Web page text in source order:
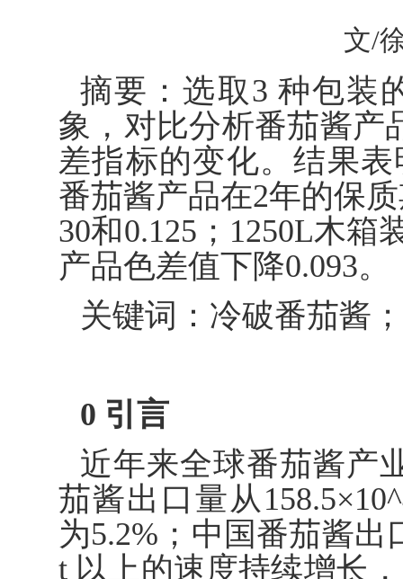
文/
摘要：选取3 种包装
象，对比分析番茄酱产
差指标的变化。结果
番茄酱产品在2年的保
30和0.125；1250L木
产品色差值下降0.093。
关键词：冷破番茄酱
0 引言
近年来全球番茄酱产
茄酱出口量从
为5.2%；中国番茄酱出
t 以上的速度持续增长